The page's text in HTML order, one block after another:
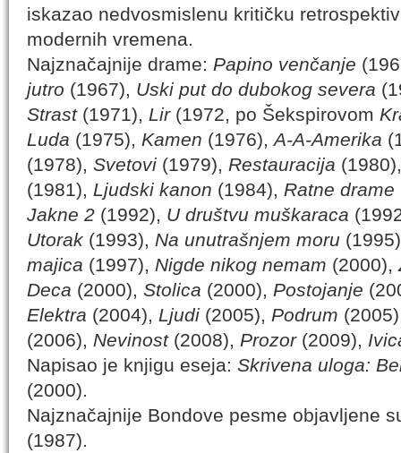
iskazao nedvosmislenu kritičku
modernih vremena.
Najznačajnije drame: Papino venčanje
jutro (1967), Uski put do dubokog severa
Strast(1971), Lir(1972, po Šekspirovom
Luda (1975), Kamen (1976),A-A-Amerika
(1978), Svetovi (1979), Restauracija
(1981), Ljudski kanon (1984), Ratne drame
Jakne 2 (1992), U društvu muškaraca
Utorak (1993), Na unutrašnjem moru
majica (1997), Nigde nikog nemam (2000),
Deca (2000), Stolica (2000), Postojanje
Elektra (2004), Ljudi (2005), Podrum
(2006), Nevinost (2008), Prozor (2009),
Napisao je knjigu eseja: Skrivena uloga:
(2000).
Najznačajnije Bondove pesme objavljene
(1987).